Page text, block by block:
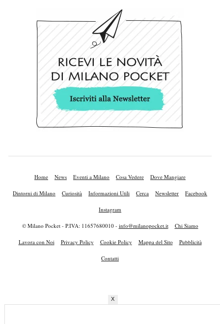
Home News Eventi a Milano Cosa Vedere Dove Mangiare
Dintorni di Milano Curiosità Informazioni Utili Cerca Newsletter Facebook
Instagram
© Milano Pocket - P.IVA: 11657680010 - info@milanopocket.it Chi Siamo
Lavora con Noi Privacy Policy Cookie Policy Mappa del Sito Pubblicità
Contatti
X